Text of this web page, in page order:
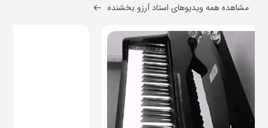
مشاهده همه ویدیوهای استاد آرزو بخشنده